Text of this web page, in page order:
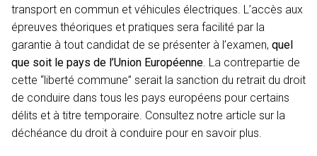
transport en commun et véhicules électriques. L’accès aux
épreuves théoriques et pratiques sera facilité par la
garantie à tout candidat de se présenter à l’examen, quel
que soit le pays de l’Union Européenne. La contrepartie de
cette “liberté commune” serait la sanction du retrait du droit
de conduire dans tous les pays européens pour certains
délits et à titre temporaire. Consultez notre article sur la
déchéance du droit à conduire pour en savoir plus.